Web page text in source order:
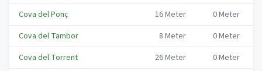
Cova del Ponç
16Meter 0Meter
Cova del Tambor
8 Meter 0Meter
Cova del Torrent
26Meter 0Meter